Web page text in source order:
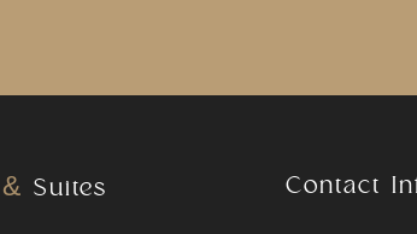
& Suites Contact